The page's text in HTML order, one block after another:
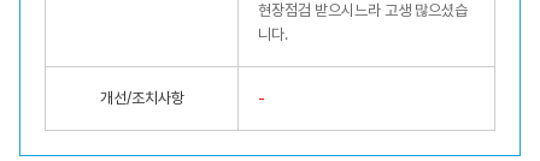
현장점검 받으시느라 고생 많으셨습
니다.
개선/조치사항 -